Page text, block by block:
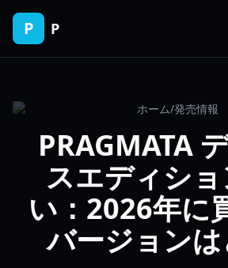
P P
ホーム/発売情報
PRAGMATA
スエディシ
い：2026年に
バージョンは